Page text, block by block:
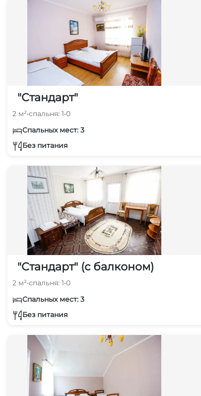
"Стандарт"
2 м²•спальня: 1•0
Спальных мест: 3
Без питания
"Стандарт" (с балконом)
2 м²•спальня: 1•0
Спальных мест: 3
Без питания